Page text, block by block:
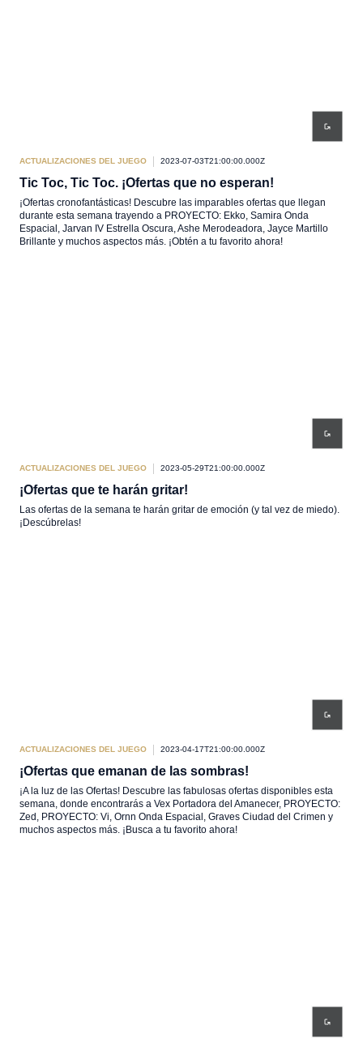
ACTUALIZACIONES DEL JUEGO 2023-07-03T21:00:00.000Z
Tic Toc, Tic Toc. ¡Ofertas que no esperan!
¡Ofertas cronofantásticas! Descubre las imparables ofertas que llegan
durante esta semana trayendo a PROYECTO: Ekko, Samira Onda
Espacial, Jarvan IV Estrella Oscura, Ashe Merodeadora, Jayce Martillo
Brillante y muchos aspectos más. ¡Obtén a tu favorito ahora!
ACTUALIZACIONES DEL JUEGO 2023-05-29T21:00:00.000Z
¡Ofertas que te harán gritar!
Las ofertas de la semana te harán gritar de emoción (y tal vez de miedo).
¡Descúbrelas!
ACTUALIZACIONES DEL JUEGO 2023-04-17T21:00:00.000Z
¡Ofertas que emanan de las sombras!
¡A la luz de las Ofertas! Descubre las fabulosas ofertas disponibles esta
semana, donde encontrarás a Vex Portadora del Amanecer, PROYECTO:
Zed, PROYECTO: Vi, Ornn Onda Espacial, Graves Ciudad del Crimen y
muchos aspectos más. ¡Busca a tu favorito ahora!